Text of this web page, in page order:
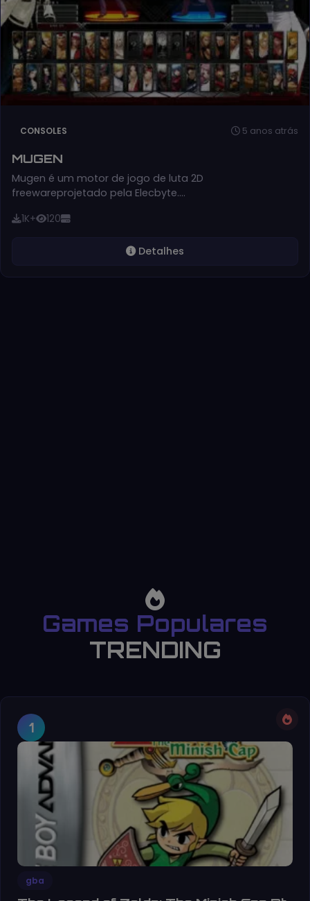
CONSOLES 5 anos atrás
MUGEN
Mugen é um motor de jogo de luta 2D
freewareprojetado pela Elecbyte.…
1K+ 120
Detalhes
Games Populares
TRENDING
1
gba